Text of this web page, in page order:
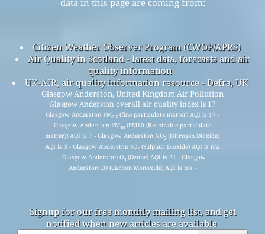
Citizen Weather Observer Program (CWOP/APRS)
Air Quality in Scotland - latest data, forecasts and air
quality information
UK-AIR, air quality information resource - Defra, UK
Glasgow Anderston, United Kingdom Air Pollution
Glasgow Anderston overall air quality index is 17
Glasgow Anderston PM2.5(fine particulate matter) AQI is 17 -
Glasgow Anderston PM10(PM10 (Respirable particulate
matter)) AQI is 7 - Glasgow Anderston NO2 (Nitrogen Dioxide)
AQI is 3 - Glasgow Anderston SO2 (Sulphur Dioxide) AQI is n/a
- Glasgow Anderston O3 (Ozone) AQI is 21 - Glasgow
Anderston CO (Carbon Monoxide) AQI is n/a -
Signup for our free monthly mailing list, and get
notified when new articles are available.